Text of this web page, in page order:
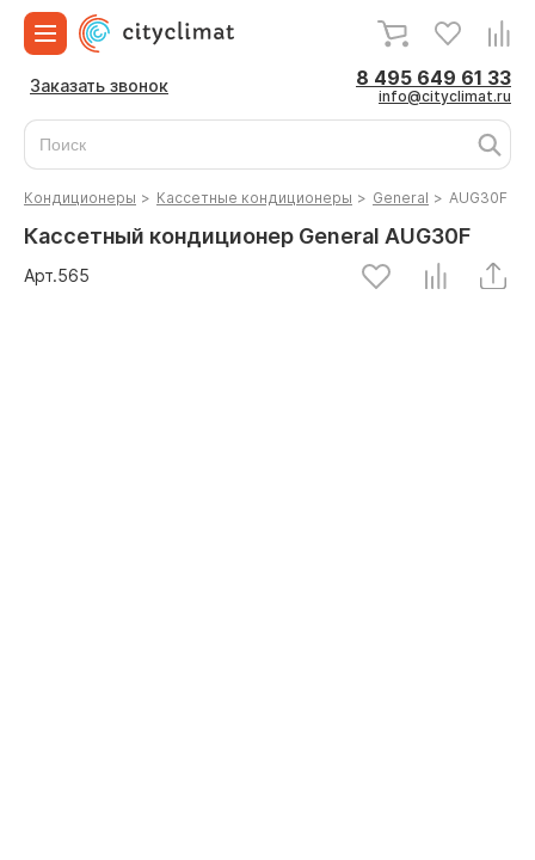
Заказать звонок 8 495 649 61 33
info@cityclimat.ru
Кондиционеры > Кассетные кондиционеры > General > AUG30F
Кассетный кондиционер General AUG30F
Арт.565